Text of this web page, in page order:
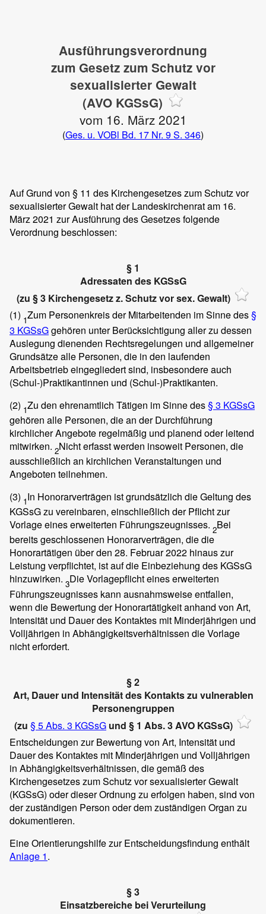
Ausführungsverordnung
zum Gesetz zum Schutz vor
sexualisierter Gewalt
(AVO KGSsG)
vom 16. März 2021
(Ges. u. VOBl Bd. 17 Nr. 9 S. 346)
Auf Grund von § 11 des Kirchengesetzes zum Schutz vor
sexualisierter Gewalt hat der Landeskirchenrat am 16.
März 2021 zur Ausführung des Gesetzes folgende
Verordnung beschlossen:
§ 1
Adressaten des KGSsG
(zu § 3 Kirchengesetz z. Schutz vor sex. Gewalt)
(1) 1Zum Personenkreis der Mitarbeitenden im Sinne des§
3 KGSsGgehören unter Berücksichtigung aller zu dessen
Auslegung dienenden Rechtsregelungen und allgemeiner
Grundsätze alle Personen, die in den laufenden
Arbeitsbetrieb eingegliedert sind, insbesondere auch
(Schul-)Praktikantinnen und (Schul-)Praktikanten.
(2) 1Zu den ehrenamtlich Tätigen im Sinne des§ 3 KGSsG
gehören alle Personen, die an der Durchführung
kirchlicher Angebote regelmäßig und planend oder leitend
mitwirken. 2Nicht erfasst werden insoweit Personen, die
ausschließlich an kirchlichen Veranstaltungen und
Angeboten teilnehmen.
(3) 1In Honorarverträgen ist grundsätzlich die Geltung des
KGSsG zu vereinbaren, einschließlich der Pflicht zur
Vorlage eines erweiterten Führungszeugnisses. 2Bei
bereits geschlossenen Honorarverträgen, die die
Honorartätigen über den 28. Februar 2022 hinaus zur
Leistung verpflichtet, ist auf die Einbeziehung des KGSsG
hinzuwirken. 3Die Vorlagepflicht eines erweiterten
Führungszeugnisses kann ausnahmsweise entfallen,
wenn die Bewertung der Honorartätigkeit anhand von Art,
Intensität und Dauer des Kontaktes mit Minderjährigen und
Volljährigen in Abhängigkeitsverhältnissen die Vorlage
nicht erfordert.
§ 2
Art, Dauer und Intensität des Kontakts zu vulnerablen
Personengruppen
(zu § 5 Abs. 3 KGSsG und § 1 Abs. 3 AVO KGSsG)
Entscheidungen zur Bewertung von Art, Intensität und
Dauer des Kontaktes mit Minderjährigen und Volljährigen
in Abhängigkeitsverhältnissen, die gemäß des
Kirchengesetzes zum Schutz vor sexualisierter Gewalt
(KGSsG) oder dieser Ordnung zu erfolgen haben, sind von
der zuständigen Person oder dem zuständigen Organ zu
dokumentieren.
Eine Orientierungshilfe zur Entscheidungsfindung enthält
Anlage 1.
§ 3
Einsatzbereiche bei Verurteilung